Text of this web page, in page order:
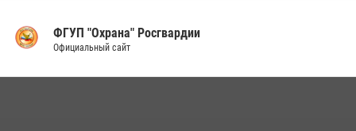
В Управлении вневедомственной охраны Росгвардии подвели итоги
ФГУП "Охрана" Росгвардии
Официальный сайт